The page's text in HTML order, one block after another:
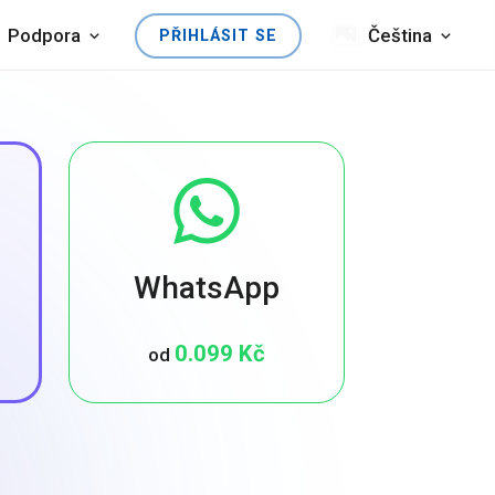
Podpora PŘIHLÁSIT SE Čeština
WhatsApp
od 0.099 Kč